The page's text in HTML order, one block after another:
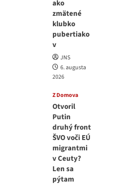
ako
zmätené
klubko
pubertiako
v
JNS
6. augusta
2026
Z Domova
Otvoril
Putin
druhý front
ŠVO voči EÚ
migrantmi
v Ceuty?
Len sa
pýtam